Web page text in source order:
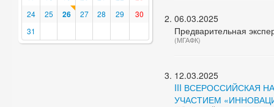
24
25 26 27 28 29
30
31
06.03.2025
Предварительная
(МГАФК)
12.03.2025
III ВСЕРОССИЙСКАЯ
УЧАСТИЕМ